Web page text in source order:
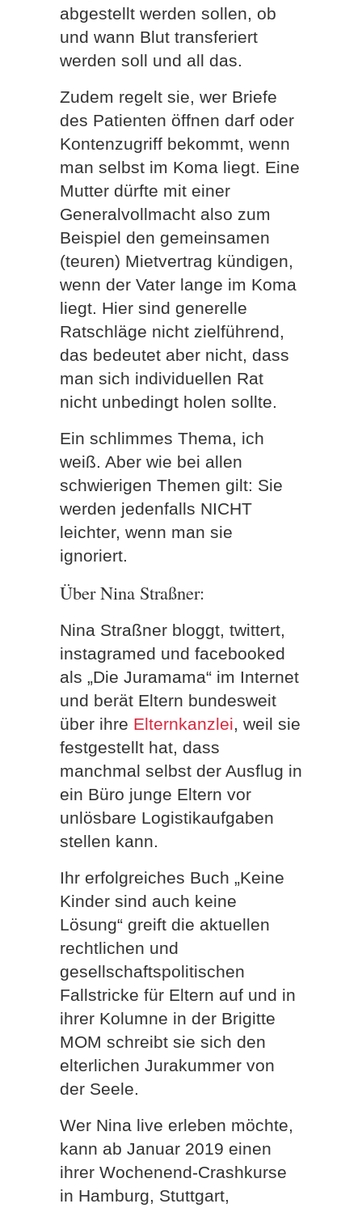
abgestellt werden sollen, ob
und wann Blut transferiert
werden soll und all das.
Zudem regelt sie, wer Briefe
des Patienten öffnen darf oder
Kontenzugriff bekommt, wenn
man selbst im Koma liegt. Eine
Mutter dürfte mit einer
Generalvollmacht also zum
Beispiel den gemeinsamen
(teuren) Mietvertrag kündigen,
wenn der Vater lange im Koma
liegt. Hier sind generelle
Ratschläge nicht zielführend,
das bedeutet aber nicht, dass
man sich individuellen Rat
nicht unbedingt holen sollte.
Ein schlimmes Thema, ich
weiß. Aber wie bei allen
schwierigen Themen gilt: Sie
werden jedenfalls NICHT
leichter, wenn man sie
ignoriert.
Über Nina Straßner:
Nina Straßner bloggt, twittert,
instagramed und facebooked
als „Die Juramama“ im Internet
und berät Eltern bundesweit
über ihre Elternkanzlei, weil sie
festgestellt hat, dass
manchmal selbst der Ausflug in
ein Büro junge Eltern vor
unlösbare Logistikaufgaben
stellen kann.
Ihr erfolgreiches Buch „Keine
Kinder sind auch keine
Lösung“ greift die aktuellen
rechtlichen und
gesellschaftspolitischen
Fallstricke für Eltern auf und in
ihrer Kolumne in der Brigitte
MOM schreibt sie sich den
elterlichen Jurakummer von
der Seele.
Wer Nina live erleben möchte,
kann ab Januar 2019 einen
ihrer Wochenend-Crashkurse
in Hamburg, Stuttgart,